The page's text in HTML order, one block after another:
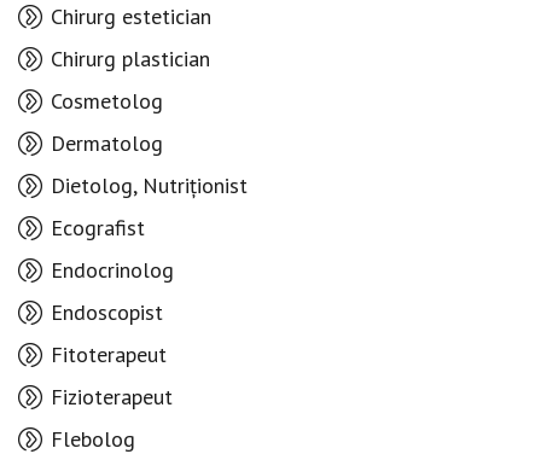
Chirurg estetician
Chirurg plastician
Cosmetolog
Dermatolog
Dietolog, Nutriționist
Ecografist
Endocrinolog
Endoscopist
Fitoterapeut
Fizioterapeut
Flebolog